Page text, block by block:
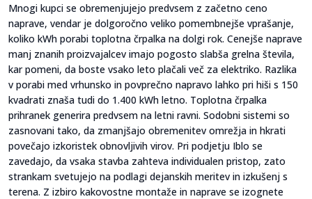
Mnogi kupci se obremenjujejo predvsem z začetno ceno
naprave, vendar je dolgoročno veliko pomembnejše vprašanje,
koliko kWh porabi toplotna črpalka na dolgi rok. Cenejše naprave
manj znanih proizvajalcev imajo pogosto slabša grelna števila,
kar pomeni, da boste vsako leto plačali več za elektriko. Razlika
v porabi med vrhunsko in povprečno napravo lahko pri hiši s 150
kvadrati znaša tudi do 1.400 kWh letno. Toplotna črpalka
prihranek generira predvsem na letni ravni. Sodobni sistemi so
zasnovani tako, da zmanjšajo obremenitev omrežja in hkrati
povečajo izkoristek obnovljivih virov. Pri podjetju Iblo se
zavedajo, da vsaka stavba zahteva individualen pristop, zato
strankam svetujejo na podlagi dejanskih meritev in izkušenj s
terena. Z izbiro kakovostne montaže in naprave se izognete